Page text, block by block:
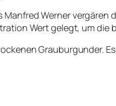
Manfred Werner
Wert gelegt, um die
Grauburgunder.